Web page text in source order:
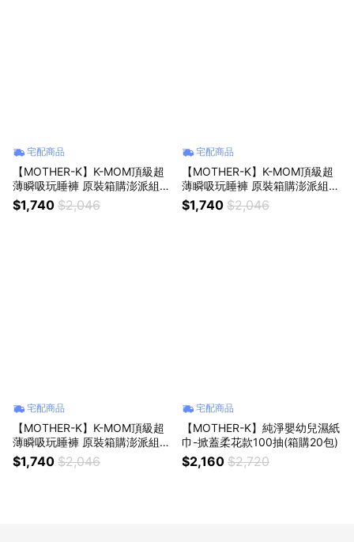
宅配商品
【MOTHER-K】K-MOM頂級超
薄瞬吸玩睡褲 原裝箱購澎派組
（XXL）
$1,740 $2,046
宅配商品
【MOTHER-K】K-MOM頂級超
薄瞬吸玩睡褲 原裝箱購澎派組
（XL）
$1,740 $2,046
宅配商品
【MOTHER-K】K-MOM頂級超
薄瞬吸玩睡褲 原裝箱購澎派組
（L）
$1,740 $2,046
宅配商品
【MOTHER-K】純淨嬰幼兒濕紙
巾-掀蓋柔花款100抽(箱購20包)
$2,160 $2,720